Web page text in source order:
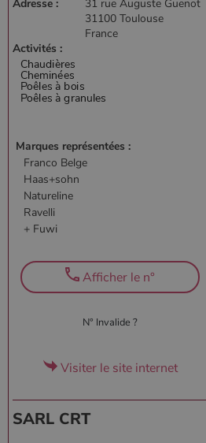
Adresse :
31 rue Auguste Guenot
31100 Toulouse
France
Activités :
Marques représentées :
Franco Belge
Haas+sohn
Natureline
Ravelli
+ Fuwi
N° Invalide ?
Afficher le n°
Visiter le site internet
SARL CRT